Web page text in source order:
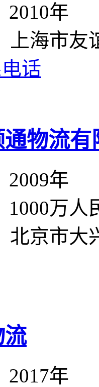
2010年
上海市友
话
物流有
2009年
1000万人
北京市大
流
2017年